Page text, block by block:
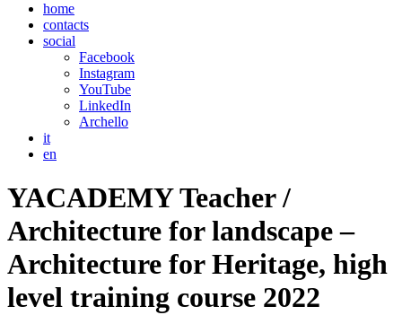
home
contacts
social
Facebook
Instagram
YouTube
LinkedIn
Archello
it
en
YACADEMY Teacher /
Architecture for landscape –
Architecture for Heritage, high
level training course 2022